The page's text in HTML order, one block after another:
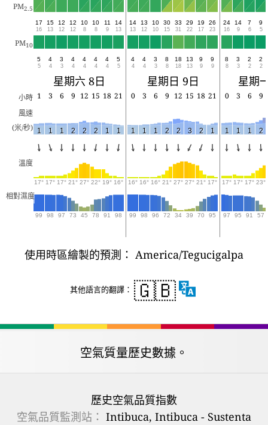
PM2.5
17
16
15
13
12
12
12
12
10
8
10
8
11
9
14
13
14
13
13
12
10
10
30
15
33
31
29
22
19
17
26
23
24
16
14
9
7
6
9
5
PM10
5
5
4
4
3
3
4
4
4
4
4
4
4
4
5
5
4
4
4
4
3
3
8
8
18
18
13
13
9
9
9
9
8
8
3
3
2
2
2
2
星期六 8日 星期日 9日 星期
小時 1 3 6 9 12 15 18 21 0 3 6 9 12 15 18 21 0 3 6
9
風速
(米/秒) 1 1 1 2 2 2 1 1 1 1 1 2 2 3 2 1 1 1 1 2
溫度
17° 17° 17° 21° 27° 22° 19° 16° 16° 16° 16° 21° 27° 27° 21° 17° 17° 17° 17° 23°
相對濕度
99 98 97 73 45 78 91 98 99 98 96 72 34 39 70 95 97 95 91 57
使用時區繪製的預測： America/Tegucigalpa
其他語言的翻譯： 🇬🇧
空氣質量歷史數據。
歷史空氣品質指數
空氣品質監測站： Intibuca, Intibuca - Sustenta